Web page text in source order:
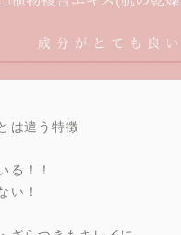
は違う特徴
る！！
い！